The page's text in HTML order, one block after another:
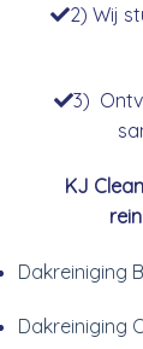
2) Wij
3)
KJ
Dakreiniging
Dakreiniging